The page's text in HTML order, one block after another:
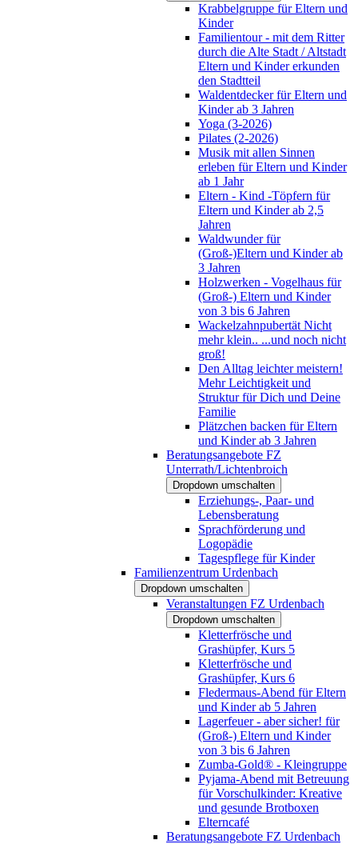
Krabbelgruppe für Eltern und
Kinder
Familientour - mit dem Ritter
durch die Alte Stadt / Altstadt
Eltern und Kinder erkunden
den Stadtteil
Waldentdecker für Eltern und
Kinder ab 3 Jahren
Yoga (3-2026)
Pilates (2-2026)
Musik mit allen Sinnen
erleben für Eltern und Kinder
ab 1 Jahr
Eltern - Kind -Töpfern für
Eltern und Kinder ab 2,5
Jahren
Waldwunder für
(Groß-)Eltern und Kinder ab
3 Jahren
Holzwerken - Vogelhaus für
(Groß-) Eltern und Kinder
von 3 bis 6 Jahren
Wackelzahnpubertät Nicht
mehr klein.. ...und noch nicht
groß!
Den Alltag leichter meistern!
Mehr Leichtigkeit und
Struktur für Dich und Deine
Familie
Plätzchen backen für Eltern
und Kinder ab 3 Jahren
Beratungsangebote FZ
Unterrath/Lichtenbroich
Dropdown umschalten
Erziehungs-, Paar- und
Lebensberatung
Sprachförderung und
Logopädie
Tagespflege für Kinder
Familienzentrum Urdenbach
Dropdown umschalten
Veranstaltungen FZ Urdenbach
Dropdown umschalten
Kletterfrösche und
Grashüpfer, Kurs 5
Kletterfrösche und
Grashüpfer, Kurs 6
Fledermaus-Abend für Eltern
und Kinder ab 5 Jahren
Lagerfeuer - aber sicher! für
(Groß-) Eltern und Kinder
von 3 bis 6 Jahren
Zumba-Gold® - Kleingruppe
Pyjama-Abend mit Betreuung
für Vorschulkinder: Kreative
und gesunde Brotboxen
Elterncafé
Beratungsangebote FZ Urdenbach